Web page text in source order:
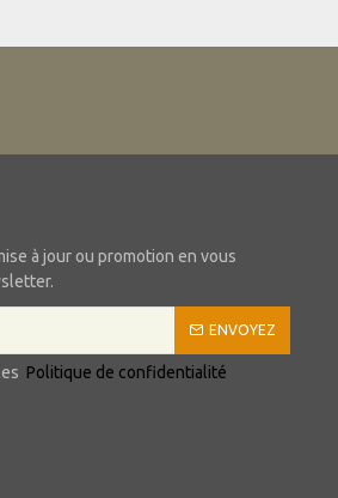
à jour ou promotion en vous
ENVOYEZ
Politique de confidentialité